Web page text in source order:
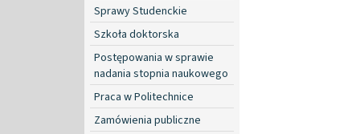
Sprawy Studenckie
Szkoła doktorska
Postępowania w sprawie
nadania stopnia naukowego
Praca w Politechnice
Zamówienia publiczne